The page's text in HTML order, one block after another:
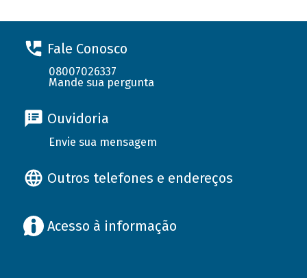
Fale Conosco
08007026337
Mande sua pergunta
Ouvidoria
Envie sua mensagem
Outros telefones e endereços
Acesso à informação